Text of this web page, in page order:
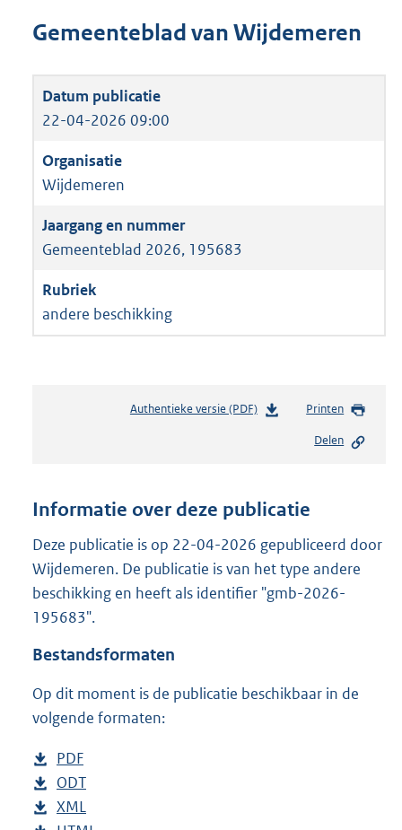
Gemeenteblad van Wijdemeren
22-04-2026 09:00
Wijdemeren
Gemeenteblad 2026, 195683
andere beschikking
Authentieke versie (PDF)b
n
s
r
:
Printen
Delen
Informatie over deze publicatie
Deze publicatie is op 22-04-2026 gepubliceerd door
Wijdemeren. De publicatie is van het type andere
beschikking en heeft als identifier "gmb-2026-
195683".
Bestandsformaten
Op dit moment is de publicatie beschikbaar in de
volgende formaten:
D
o
w
PDF
e
s
D
o
ODT
D
XML